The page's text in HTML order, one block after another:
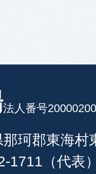
法人番号
珂郡東海村
1711（代表